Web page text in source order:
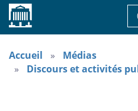
Accueil
Accueil
Médias
Discours et activités